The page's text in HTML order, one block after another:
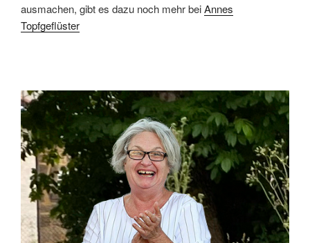
ausmachen, gibt es dazu noch mehr beiAnnes
Topfgeflüster